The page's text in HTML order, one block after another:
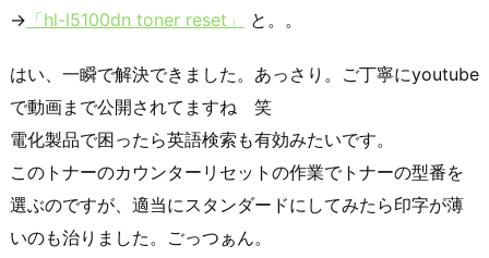
→ 「hl-l5100dn toner reset」 と。。
はい、一瞬で解決できました。あっさり。ご丁寧にyoutube
で動画まで公開されてますね 笑
電化製品で困ったら英語検索も有効みたいです。
このトナーのカウンターリセットの作業でトナーの型番を
選ぶのですが、適当にスタンダードにしてみたら印字が薄
いのも治りました。ごっつぁん。